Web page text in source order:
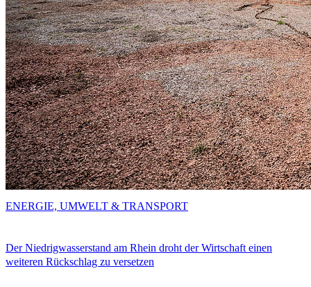
Der Niedrigwasserstand am Rhein droht der Wirtschaft einen
weiteren Rückschlag zu versetzen
ENERGIE, UMWELT & TRANSPORT